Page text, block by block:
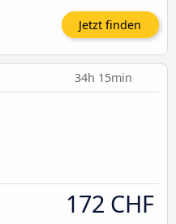
Jetzt finden
34h 15min
172 CHF